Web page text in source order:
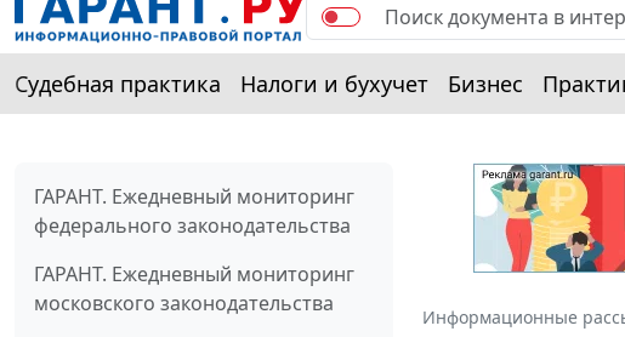
Судебная практика Налоги и бухучет Бизнес
ГАРАНТ. Ежедневный мониторинг
федерального законодательства
ГАРАНТ. Ежедневный мониторинг
московского законодательства
Информационные